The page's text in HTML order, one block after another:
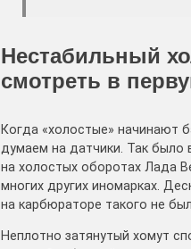
Нестабильный
смотреть в
Когда «холостые» начинают
думаем на датчики. Так было
на холостых оборотах Лада
многих других иномарках.
на карбюраторе такого не
Неплотно затянутый хомут